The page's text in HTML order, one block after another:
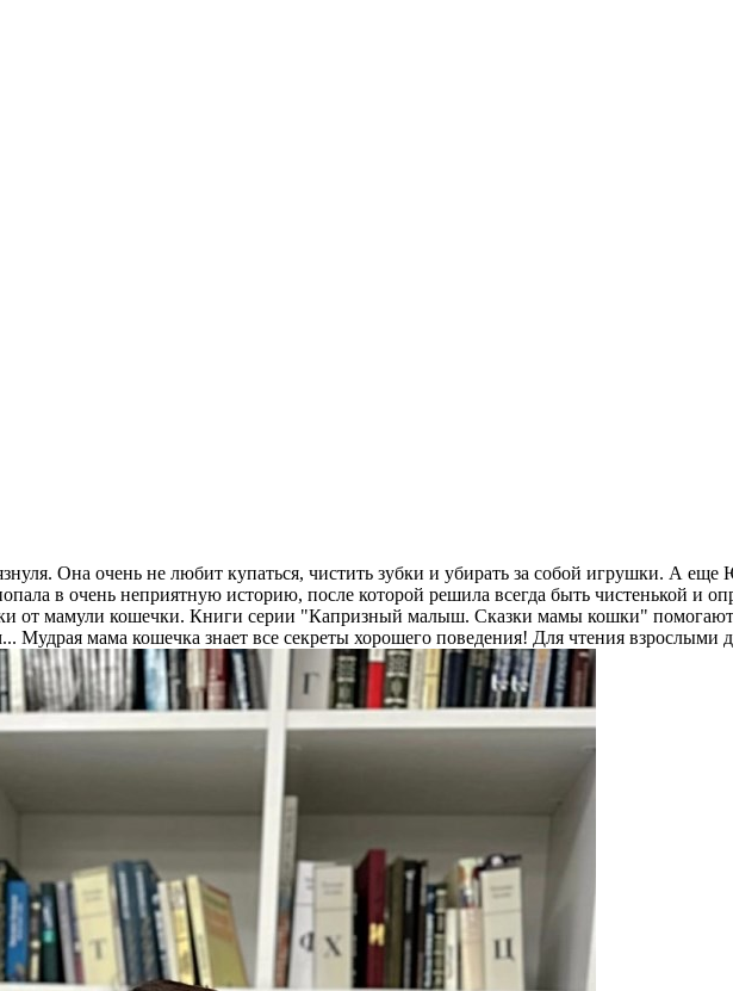
Она очень не любит купаться, чистить зубки и убирать за собой игрушки. А
в очень неприятную историю, после которой решила всегда быть чистенькой и
от мамули кошечки. Книги серии "Капризный малыш. Сказки мамы кошки" помогают
Мудрая мама кошечка знает все секреты хорошего поведения! Для чтения взрослыми